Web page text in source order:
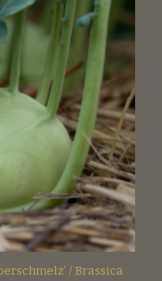
/ Brassica